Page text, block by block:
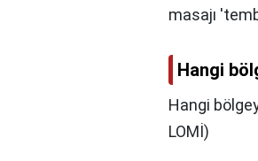
masajı
Hangi
Hangi
LOMİ)